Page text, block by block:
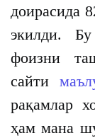
доирасида
экилди.
фоизни
сайти
рақамлар
ҳам мана